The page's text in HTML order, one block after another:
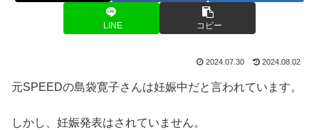
LINE コピー
2024.07.30 2024.08.02
元SPEEDの島袋寛子さんは妊娠中だと言われています。
しかし、妊娠発表はされていません。